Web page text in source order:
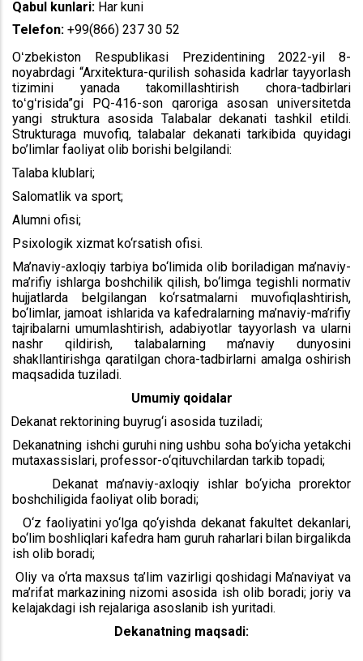
Qabul kunlari: Har kuni
Telefon: +99(866) 237 30 52
Oʻzbekiston Respublikasi Prezidentining 2022-yil 8-
noyabrdagi “Arxitektura-qurilish sohasida kadrlar tayyorlash
tizimini yanada takomillashtirish chora-tadbirlari
toʻgʻrisida”gi PQ-416-son qaroriga asosan universitetda
yangi struktura asosida Talabalar dekanati tashkil etildi.
Strukturaga muvofiq, talabalar dekanati tarkibida quyidagi
bo’limlar faoliyat olib borishi belgilandi:
Talaba klublari;
Salomatlik va sport;
Alumni ofisi;
Psixologik xizmat ko‘rsatish ofisi.
Ma’naviy-axloqiy tarbiya bo‘limida olib boriladigan ma’naviy-
ma’rifiy ishlarga boshchilik qilish, bo‘limga tegishli normativ
hujjatlarda belgilangan ko‘rsatmalarni muvofiqlashtirish,
bo‘limlar, jamoat ishlarida va kafedralarning ma’naviy-ma’rifiy
tajribalarni umumlashtirish, adabiyotlar tayyorlash va ularni
nashr qildirish, talabalarning ma’naviy dunyosini
shakllantirishga qaratilgan chora-tadbirlarni amalga oshirish
maqsadida tuziladi.
Umumiy qoidalar
Dekanat rektorining buyrug‘i asosida tuziladi;
Dekanatning ishchi guruhi ning ushbu soha bo‘yicha yetakchi
mutaxassislari, professor-o‘qituvchilardan tarkib topadi;
Dekanat ma’naviy-axloqiy ishlar bo‘yicha prorektor
boshchiligida faoliyat olib boradi;
O‘z faoliyatini yo‘lga qo‘yishda dekanat fakultet dekanlari,
bo‘lim boshliqlari kafedra ham guruh raharlari bilan birgalikda
ish olib boradi;
Oliy va o‘rta maxsus ta’lim vazirligi qoshidagi Ma’naviyat va
ma’rifat markazining nizomi asosida ish olib boradi; joriy va
kelajakdagi ish rejalariga asoslanib ish yuritadi.
Dekanatning maqsadi: